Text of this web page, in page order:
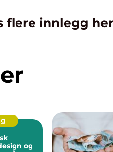
flere innlegg her
og